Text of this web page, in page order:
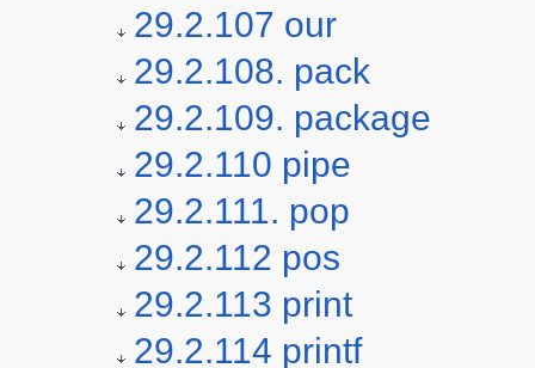
29.2.107 our
29.2.108. pack
29.2.109. package
29.2.110 pipe
29.2.111. pop
29.2.112 pos
29.2.113 print
29.2.114 printf